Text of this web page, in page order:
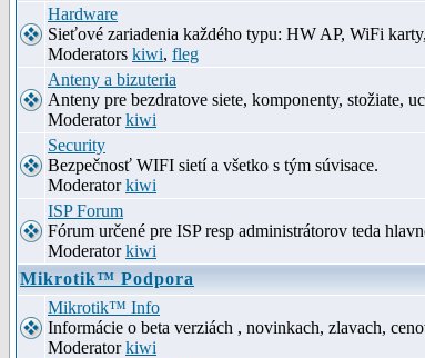
Hardware
Sieťové zariadenia každého typu: HW AP, WiFi
Moderators kiwi, fleg
Anteny a bizuteria
Anteny pre bezdratove siete, komponenty, stožiate,
Moderatorkiwi
Security
Bezpečnosť WIFI sietí a všetko s tým súvisace.
Moderatorkiwi
ISP Forum
Fórum určené pre ISP resp administrátorov teda
Moderatorkiwi
Mikrotik™ Podpora
Mikrotik™ Info
Informácie o beta verziách , novinkach, zlavach,
Moderatorkiwi